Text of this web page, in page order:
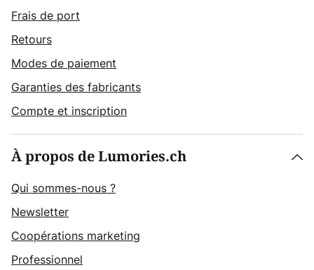
Frais de port
Retours
Modes de paiement
Garanties des fabricants
Compte et inscription
À propos de Lumories.ch
Qui sommes-nous ?
Newsletter
Coopérations marketing
Professionnel